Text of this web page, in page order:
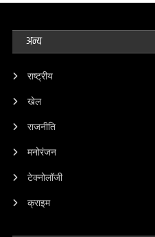
अन्य
राष्ट्रीय
खेल
राजनीति
मनोरंजन
टेक्नोलॉजी
क्राइम